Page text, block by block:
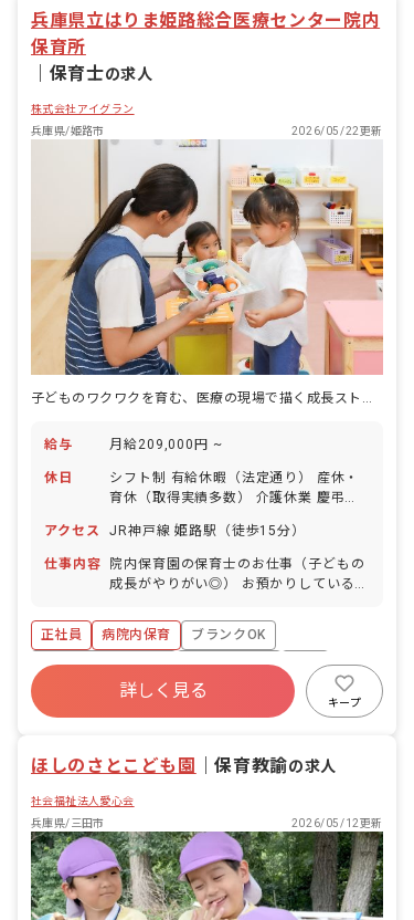
残業少なめ
兵庫県立はりま姫路総合医療センター院内
保育所
保育士の求人
株式会社アイグラン
兵庫県/姫路市
2026/05/22更新
子どものワクワクを育む、医療の現場で描く成長ストーリー
給与 月給209,000円 ~
休日
シフト制 有給休暇（法定通り） 産休・
育休（取得実績多数） 介護休業 慶弔休
日以上の休日を付与）
アクセス JR神戸線 姫路駅（徒歩15分）
仕事内容
院内保育園の保育士のお仕事（子どもの
成長がやりがい◎） お預かりしている子
食事・睡眠・排泄・清潔・衣類の着脱等
・集団生活を通じた社会性の装着 ・行事
の計画・実行、お知らせの作成
正社員 病院内保育
ブランクOK
ボーナス・賞与あり
社会保険完備
有給
福利厚生充実
退職金制度
昇給昇進あり
詳しく見る
キープ
ほしのさとこども園 ｜保育教諭の求人
社会福祉法人愛心会
兵庫県/三田市
2026/05/12更新